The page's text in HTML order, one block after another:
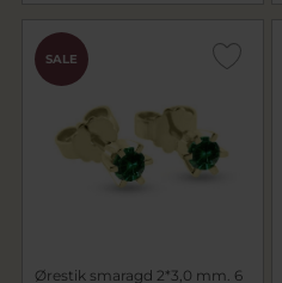
SALE
Ørestik smaragd 2*3,0 mm. 6